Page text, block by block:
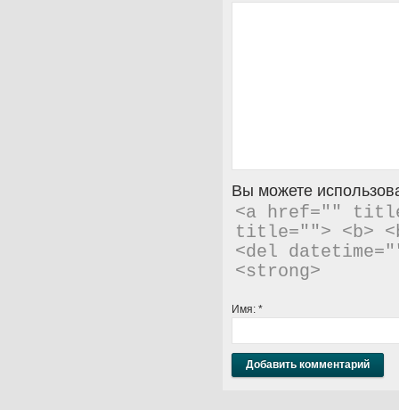
Вы можете
<a href=""
title=""> <b>
<del
<strong>
Имя: *